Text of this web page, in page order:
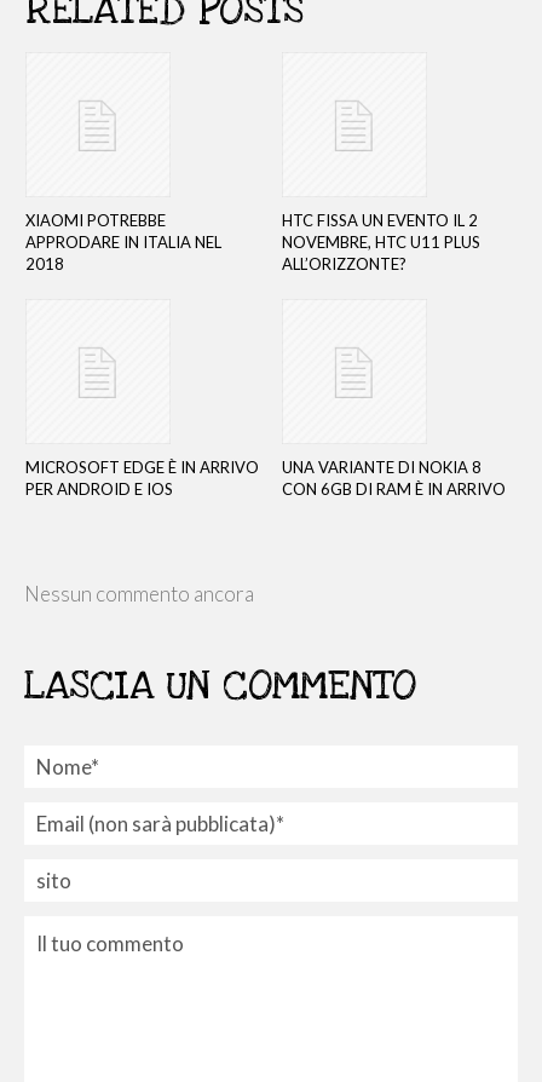
RELATED POSTS
XIAOMI POTREBBE
APPRODARE IN ITALIA NEL
2018
HTC FISSA UN EVENTO IL 2
NOVEMBRE, HTC U11 PLUS
ALL’ORIZZONTE?
MICROSOFT EDGE È IN ARRIVO
PER ANDROID E IOS
UNA VARIANTE DI NOKIA 8
CON 6GB DI RAM È IN ARRIVO
Nessun commento ancora
LASCIA UN COMMENTO